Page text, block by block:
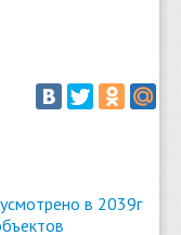
в 2039г